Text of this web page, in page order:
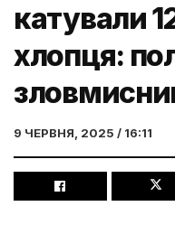
катували
хлопця:
9 ЧЕРВНЯ, 2025 / 16:11